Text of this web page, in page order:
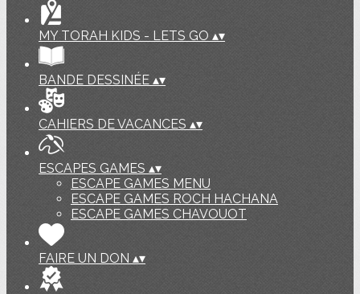
MY TORAH KIDS - LETS GO ▴▾
BANDE DESSINÉE ▴▾
CAHIERS DE VACANCES ▴▾
ESCAPES GAMES ▴▾
ESCAPE GAMES MENU
ESCAPE GAMES ROCH HACHANA
ESCAPE GAMES CHAVOUOT
FAIRE UN DON ▴▾